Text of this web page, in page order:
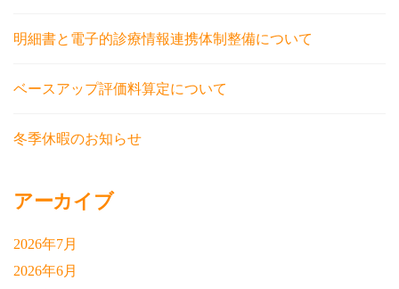
明細書と電子的診療情報連携体制整備について
ベースアップ評価料算定について
冬季休暇のお知らせ
アーカイブ
2026年7月
2026年6月